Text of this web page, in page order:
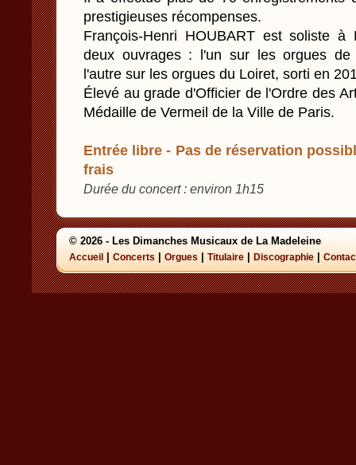
prestigieuses récompenses.
François-Henri HOUBART est soliste à
deux ouvrages : l'un sur les orgues de
l'autre sur les orgues du Loiret, sorti en
Élevé au grade d'Officier de l'Ordre des
Médaille de Vermeil de la Ville de Paris.
Entrée libre - Pas de réservation
frais
Durée du concert : environ 1h15
© 2026 - Les Dimanches Musicaux de La Madeleine
Accueil Concerts Orgues Titulaire Discographie